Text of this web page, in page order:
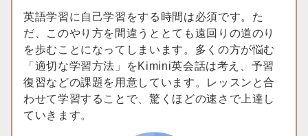
英語学習に自己学習をする時間は必須です。た
だ、このやり方を間違うととても遠回りの道のり
を歩むことになってしまいます。多くの方が悩む
「適切な学習方法」をKimini英会話は考え、予習
復習などの課題を用意しています。レッスンと合
わせて学習することで、驚くほどの速さで上達し
ていきます。